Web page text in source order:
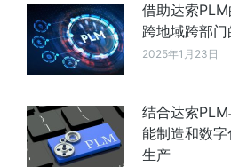
借助达索
跨地域跨部
2025年1月23日
结合达索
能制造和数
生产